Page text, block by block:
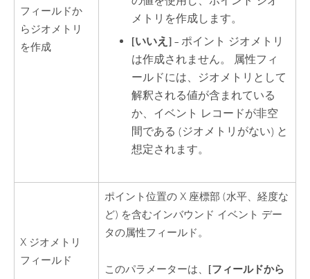
フィールドか
らジオメトリ
を作成
メトリを作成します。
[いいえ] – ポイント ジオメトリ
は作成されません。 属性フィ
ールドには、ジオメトリとして
解釈される値が含まれている
か、イベント レコードが非空
間である (ジオメトリがない) と
想定されます。
X ジオメトリ
フィールド
ポイント位置の X 座標部 (水平、経度な
ど) を含むインバウンド イベント デー
タの属性フィールド。
このパラメーターは、 [フィールドから